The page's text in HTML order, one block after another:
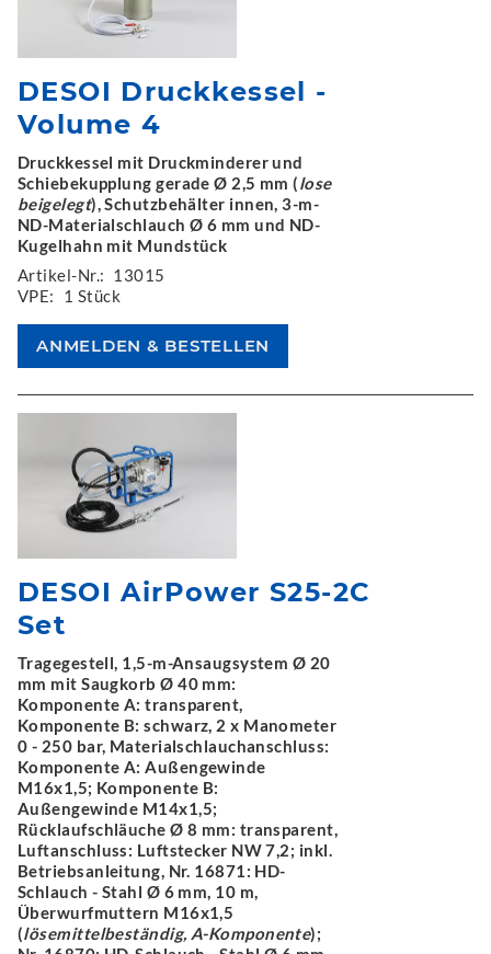
DESOI Druckkessel -
Volume 4
Druckkessel mit Druckminderer und
Schiebekupplung gerade Ø 2,5 mm (lose
beigelegt), Schutzbehälter innen, 3-m-
ND-Materialschlauch Ø 6 mm und ND-
Kugelhahn mit Mundstück
Artikel-Nr.: 13015
VPE:
1 Stück
DESOI AirPower S25-2C
Set
Tragegestell, 1,5-m-Ansaugsystem Ø 20
mm mit Saugkorb Ø 40 mm:
Komponente A: transparent,
Komponente B: schwarz, 2 x Manometer
0 - 250 bar, Materialschlauchanschluss:
Komponente A: Außengewinde
M16x1,5; Komponente B:
Außengewinde M14x1,5;
Rücklaufschläuche Ø 8 mm: transparent,
Luftanschluss: Luftstecker NW 7,2; inkl.
Betriebsanleitung, Nr. 16871: HD-
Schlauch - Stahl Ø 6 mm, 10 m,
Überwurfmuttern M16x1,5
(lösemittelbeständig, A-Komponente);